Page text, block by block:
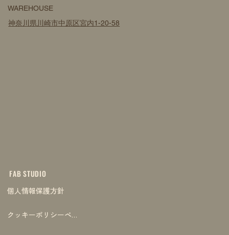
FAB STUDIO
個人情報保護方針
クッキーポリシーページ
WAREHOUSE
神奈川県川崎市中原区宮内1-20-58